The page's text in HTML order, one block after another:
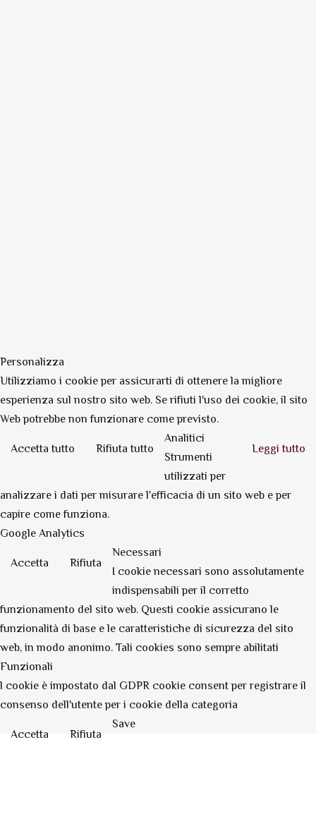
Personalizza
Utilizziamo i cookie per assicurarti di ottenere la migliore
esperienza sul nostro sito web. Se rifiuti l'uso dei cookie, il sito
Web potrebbe non funzionare come previsto.
Accetta tutto Rifiuta tutto Leggi tutto
Analitici
Strumenti
utilizzati per
analizzare i dati per misurare l'efficacia di un sito web e per
capire come funziona.
Google Analytics
Accetta Rifiuta
Necessari
I cookie necessari sono assolutamente
indispensabili per il corretto
funzionamento del sito web. Questi cookie assicurano le
funzionalità di base e le caratteristiche di sicurezza del sito
web, in modo anonimo. Tali cookies sono sempre abilitati
Funzionali
l cookie è impostato dal GDPR cookie consent per registrare il
consenso dell'utente per i cookie della categoria
Accetta Rifiuta
Save